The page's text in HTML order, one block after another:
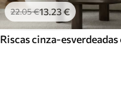
22.05€13.23€